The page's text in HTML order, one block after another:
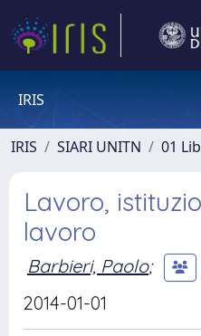
IRIS
IRIS SIARI UNITN 01
Lavoro,
lavoro
Barbieri, Paolo;
2014-01-01